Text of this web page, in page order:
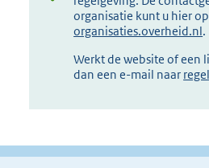
organisatie kunt u hier
organisaties.overheid.nl.
Werkt de website of een
dan een e-mail naar